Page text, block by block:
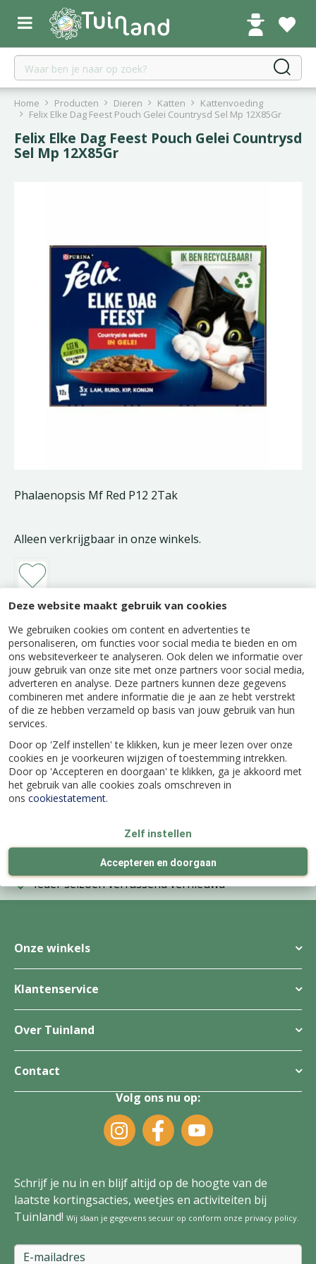
Deze website maakt gebruik van cookies
We gebruiken cookies om content en advertenties te
personaliseren, om functies voor social media te bieden en om
ons websiteverkeer te analyseren. Ook delen we informatie over
jouw gebruik van onze site met onze partners voor social media,
adverteren en analyse. Deze partners kunnen deze gegevens
combineren met andere informatie die je aan ze hebt verstrekt
of die ze hebben verzameld op basis van jouw gebruik van hun
services.
Door op 'Zelf instellen' te klikken, kun je meer lezen over onze
cookies en je voorkeuren wijzigen of toestemming intrekken.
Door op 'Accepteren en doorgaan' te klikken, ga je akkoord met
het gebruik van alle cookies zoals omschreven in
ons cookiestatement.
Zelf instellen
Accepteren en doorgaan
r
Home Producten Dieren Katten
Kattenvoeding
Felix Elke Dag Feest Pouch Gelei Countrysd Sel Mp 12X85Gr
Felix Elke Dag Feest Pouch Gelei Countrysd
Sel Mp 12X85Gr
Phalaenopsis Mf Red P12 2Tak
Alleen verkrijgbaar in onze winkels.
Specificaties
EAN code 8445290240323
Merk
Inhoud 12 st
Wij bestaan almeer dan 100 jaar
winkels
Ieder seizoen verrassend vernieuwd
Onze winkels
Klantenservice
Over Tuinland
Contact
Volg ons nu op:
Schrijf je nu in en blijf altijd op de hoogte van de
laatste kortingsacties, weetjes en activiteiten bij
Tuinland! Wij slaan je gegevens secuur op conform onze privacy policy.